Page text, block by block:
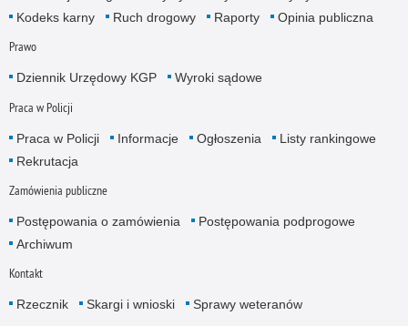
Kodeks karny
Ruch drogowy Raporty Opinia publiczna
Prawo
Dziennik Urzędowy KGP Wyroki sądowe
Praca w Policji
Praca w Policji Informacje Ogłoszenia
Listy rankingowe
Rekrutacja
Zamówienia publiczne
Postępowania o zamówienia
Postępowania podprogowe
Archiwum
Kontakt
Rzecznik Skargi i wnioski Sprawy weteranów